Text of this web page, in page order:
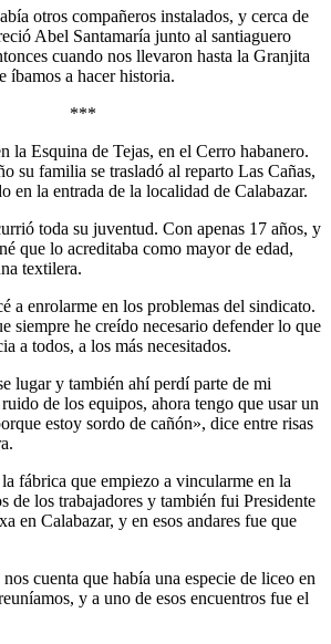
otros compañeros instalados, y cerca de
Abel Santamaría junto al santiaguero
cuando nos llevaron hasta la Granjita
íbamos a hacer historia.
***
la Esquina de Tejas, en el Cerro habanero.
su familia se trasladó al reparto Las Cañas,
en la entrada de la localidad de Calabazar.
toda su juventud. Con apenas 17 años, y
que lo acreditaba como mayor de edad,
textilera.
a enrolarme en los problemas del sindicato.
siempre he creído necesario defender lo que
a todos, a los más necesitados.
lugar y también ahí perdí parte de mi
de los equipos, ahora tengo que usar un
estoy sordo de cañón», dice entre risas
fábrica que empiezo a vincularme en la
de los trabajadores y también fui Presidente
en Calabazar, y en esos andares fue que
cuenta que había una especie de liceo en
y a uno de esos encuentros fue el